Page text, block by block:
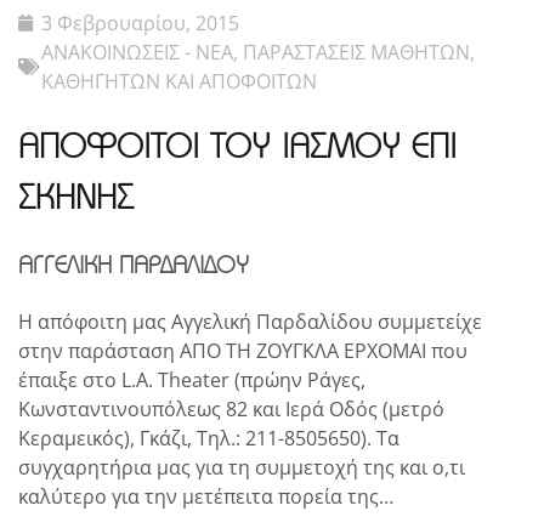
3 Φεβρουαρίου, 2015
ΑΝΑΚΟΙΝΩΣΕΙΣ - ΝΕΑ, ΠΑΡΑΣΤΑΣΕΙΣ ΜΑΘΗΤΩΝ,
ΚΑΘΗΓΗΤΩΝ ΚΑΙ ΑΠΟΦΟΙΤΩΝ
ΑΠΟΦΟΙΤΟΙ ΤΟΥ ΙΑΣΜΟΥ ΕΠΙ
ΣΚΗΝΗΣ
ΑΓΓΕΛΙΚΗ ΠΑΡΔΑΛΙΔΟΥ
Η απόφοιτη μας Αγγελική Παρδαλίδου συμμετείχε
στην παράσταση ΑΠΟ ΤΗ ΖΟΥΓΚΛΑ ΕΡΧΟΜΑΙ που
έπαιξε στο L.A. Theater (πρώην Ράγες,
Κωνσταντινουπόλεως 82 και Ιερά Οδός (μετρό
Κεραμεικός), Γκάζι, Τηλ.: 211-8505650). Τα
συγχαρητήρια μας για τη συμμετοχή της και ο,τι
καλύτερο για την μετέπειτα πορεία της…